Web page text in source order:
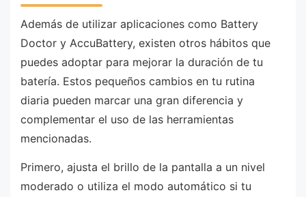
Además de utilizar aplicaciones como Battery
Doctor y AccuBattery, existen otros hábitos que
puedes adoptar para mejorar la duración de tu
batería. Estos pequeños cambios en tu rutina
diaria pueden marcar una gran diferencia y
complementar el uso de las herramientas
mencionadas.
Primero, ajusta el brillo de la pantalla a un nivel
moderado o utiliza el modo automático si tu